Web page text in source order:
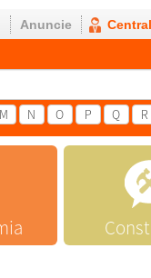
Anuncie
M N O P Q R